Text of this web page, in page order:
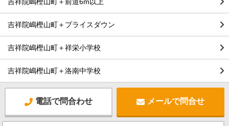
吉祥院嶋樫山町＋プライスダウン
吉祥院嶋樫山町＋祥栄小学校
吉祥院嶋樫山町＋洛南中学校
電話で問合わせ メールで問合せ